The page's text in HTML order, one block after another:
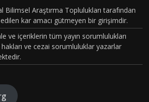
Bilimsel Araştırma Toplulukları tarafından
kar amacı gütmeyen bir girişimdir.
ve içeriklerin tüm yayın sorumlulukları
ve cezai sorumluluklar yazarlar